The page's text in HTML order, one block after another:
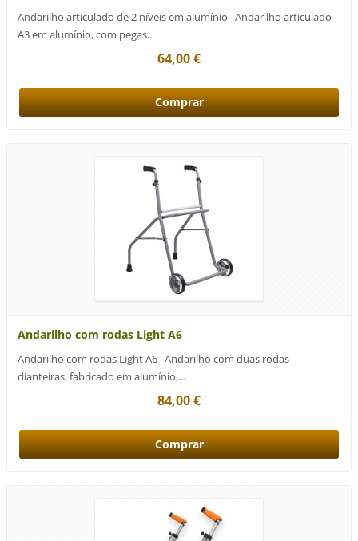
Andarilho articulado de 2 níveis em alumínio Andarilho articulado
A3 em alumínio, com pegas...
64,00 €
Andarilho com rodas Light A6
Andarilho com rodas Light A6 Andarilho com duas rodas
dianteiras, fabricado em alumínio,...
84,00 €